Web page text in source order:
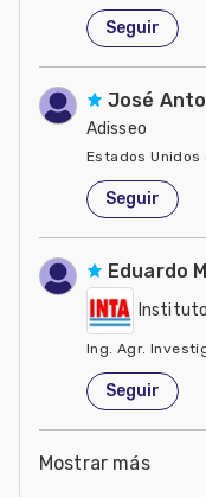
Estados Unidos
Seguir
José
Adisseo
Estados Unidos
Seguir
Eduardo
Ing. Agr.
Estados Unidos
Seguir
Mostrar más